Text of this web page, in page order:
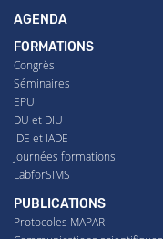
AGENDA
FORMATIONS
Congrès
Séminaires
EPU
DU et DIU
IDE et IADE
Journées formations
LabforSIMS
PUBLICATIONS
Protocoles MAPAR